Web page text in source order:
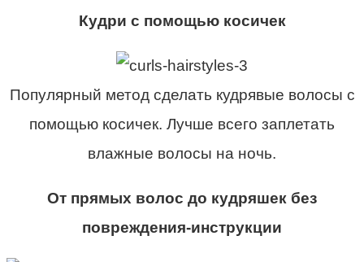
Кудри с помощью косичек
Популярный метод сделать кудрявые волосы с
помощью косичек. Лучше всего заплетать
влажные волосы на ночь.
От прямых волос до кудряшек без
повреждения-инструкции